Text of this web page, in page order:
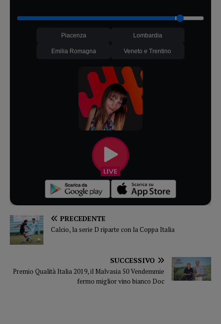
Piacenza Lombardia
Emilia Romagna Veneto e Trentino
PRECEDENTE
Calcio, la serie D riparte con la Coppa Italia
SUCCESSIVO
Premio Qualità Italia 2019, il Malvasia 50 Vendemmie
fermo miglior vino bianco Doc